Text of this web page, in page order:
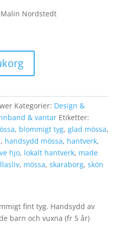
Nordstedt
Kategorier: Design &
& vantar Etiketter:
, blommigt tyg, glad mössa,
, handsydd mössa, hantverk,
hjo, lokalt hantverk, made
, mössa, skaraborg, skön
fint tyg. Handsydd av
barn och vuxna (fr 5 år)